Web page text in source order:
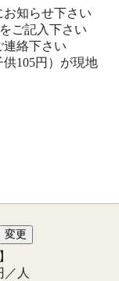
お知らせ下さい
ご記入下さい
連絡下さい
供105円）が現地
／人